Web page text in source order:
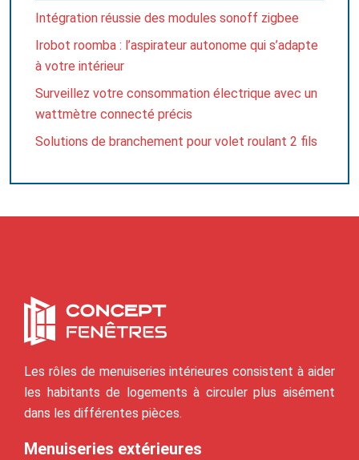
Intégration réussie des modules sonoff zigbee
Irobot roomba : l’aspirateur autonome qui s’adapte
à votre intérieur
Surveillez votre consommation électrique avec un
wattmètre connecté précis
Solutions de branchement pour volet roulant 2 fils
Les rôles de menuiseries intérieures consistent à aider
les habitants de logements à circuler plus aisément
dans les différentes pièces.
Menuiseries extérieures